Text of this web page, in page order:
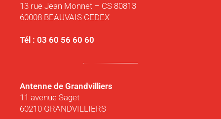
13 rue Jean Monnet – CS 80813
60008 BEAUVAIS CEDEX
Tél : 03 60 56 60 60
Antenne de Grandvilliers
11 avenue Saget
60210 GRANDVILLIERS